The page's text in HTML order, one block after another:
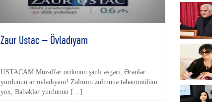
Zaur Ustac – Övladıyam
USTACAM Müzəffər ordunun şanlı əsgəri, Ərənlər
yurdunun ər övladıyam! Zalımın zülmünə təhəmmülüm
yox, Babəklər yurdunun […]